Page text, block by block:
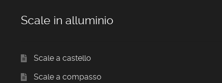
Scale in alluminio
Scale a castello
Scale a compasso